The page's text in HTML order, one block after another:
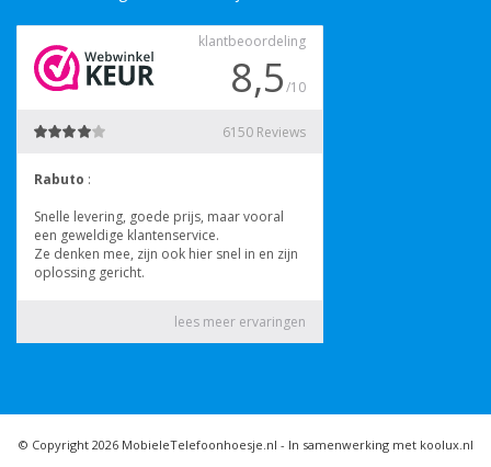
© Copyright 2026 MobieleTelefoonhoesje.nl - In samenwerking met koolux.nl